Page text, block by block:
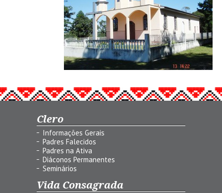
Clero
Informações Gerais
Padres Falecidos
Padres na Ativa
Diáconos Permanentes
Seminários
Vida Consagrada